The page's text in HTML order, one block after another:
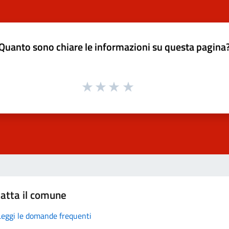
sono chiare le informazioni su questa
il comune
le domande frequenti